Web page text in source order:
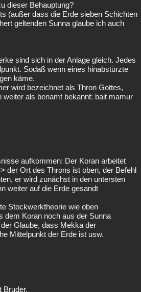
dieser Behauptung?
(außer dass die Erde sieben Schichten
geltenden Sunna glaube ich auch
sind sich in der Anlage gleich. Jedes
Sodaß wenn eines hinabstürzte
käme.
wird bezeichnet als Thron Gottes,
als benamt bekannt: bait mamur
aufkommen: Der Koran arbeitet
der Ort des Throns ist oben, der Befehl
er wird zunächst in den untersten
weiter auf die Erde gesandt
Stockwerktheorie wie oben
dem Koran noch aus der Sunna
Glaube, dass Mekka der
Mittelpunkt der Erde ist usw.
Bruder.